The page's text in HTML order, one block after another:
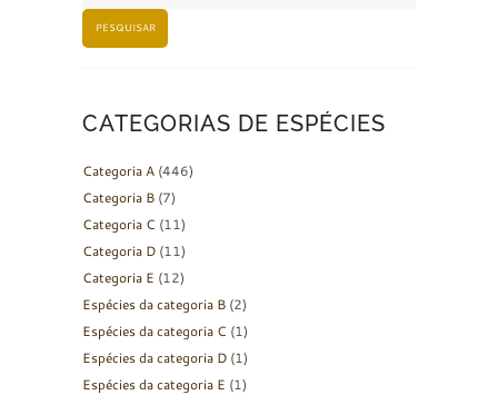
PESQUISAR
CATEGORIAS DE ESPÉCIES
Categoria A (446)
Categoria B (7)
Categoria C (11)
Categoria D (11)
Categoria E (12)
Espécies da categoria B (2)
Espécies da categoria C (1)
Espécies da categoria D (1)
Espécies da categoria E (1)